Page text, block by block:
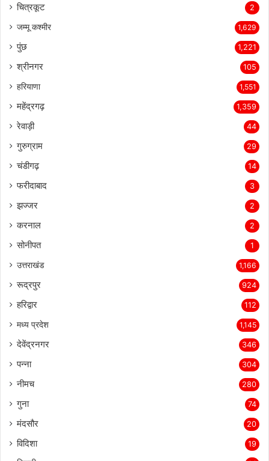
चित्रकूट 2
जम्मू कश्मीर 1,629
पुंछ 1,221
श्रीनगर 105
हरियाणा 1,551
महेंद्रगढ़ 1,359
रेवाड़ी 44
गुरुग्राम 29
चंडीगढ़ 14
फरीदाबाद 3
झज्जर 2
करनाल 2
सोनीपत 1
उत्तराखंड 1,166
रूद्रपुर 924
हरिद्वार 112
मध्य प्रदेश 1,145
देवेंद्रनगर 346
पन्ना 304
नीमच 280
गुना 74
मंदसौर 20
विदिशा 19